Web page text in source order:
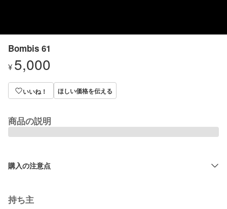
Bombis 61
¥ 5,000
いいね！ ほしい価格を伝える
商品の説明
購入の注意点
持ち主